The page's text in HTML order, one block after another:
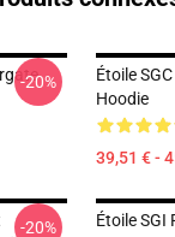
-20%
Étoile
Hoodie
39,51 € -
-20% Étoile SGI